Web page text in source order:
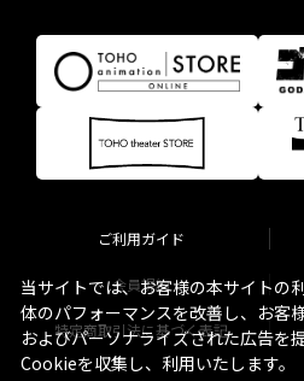
ご利用ガイド
会員規約
特定商取引法に基づく表記
当サイトでは、お客様の本サイトの
体のパフォーマンスを改善し、お客
およびパーソナライズされた広告を
Cookieを収集し、利用いたします。